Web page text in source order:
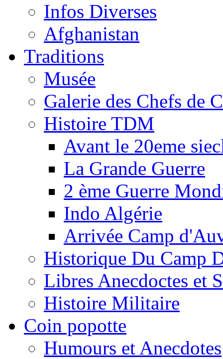
Infos Diverses
Afghanistan
Traditions
Musée
Galerie des Chefs de
Histoire TDM
Avant le 20eme
La Grande Guerre
2 ème Guerre
Indo Algérie
Arrivée Camp
Historique Du Camp
Libres Anecdoctes et
Histoire Militaire
Coin popotte
Humours et Anecdotes